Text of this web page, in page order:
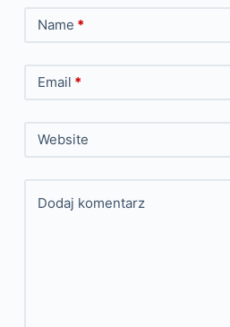
Name *
Email *
Website
Dodaj komentarz